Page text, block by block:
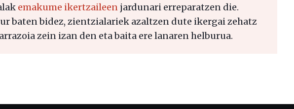
emakume ikertzaileen jardunari erreparatzen die.
baten bidez, zientzialariek azaltzen dute ikergai zehatz
zein izan den eta baita ere lanaren helburua.